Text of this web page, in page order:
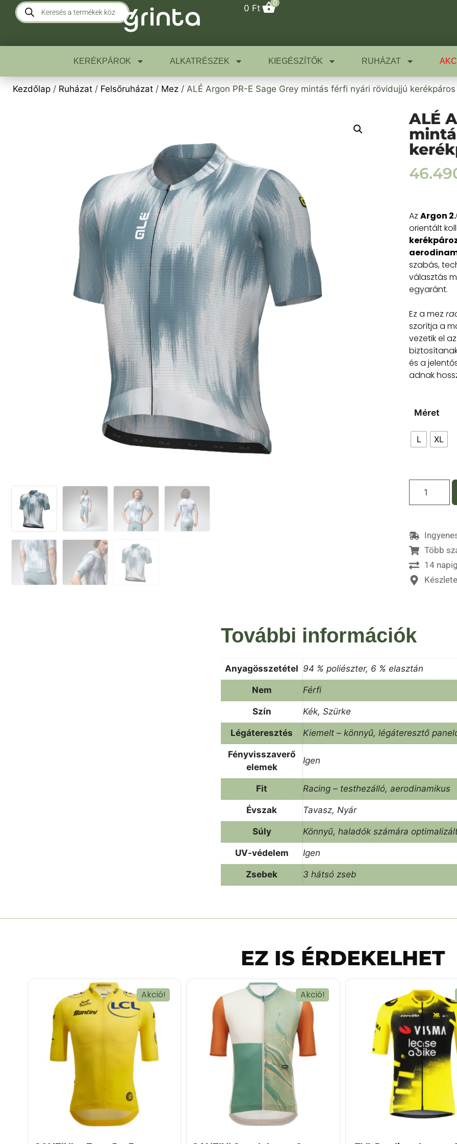
0 Ft
0
KERÉKPÁROK ALKATRÉSZEK KIEGÉSZÍTŐK RUHÁZAT
Kezdőlap / Ruházat / Felsőruházat / Mez / ALÉ Argon PR-E Sage Grey mintás férfi nyári rövidujjú
ALÉ
Az Argon
orientált
szabás,
választás
egyaránt.
Ez a mez
szorítja a
vezetik el
és a
adnak
Méret
L XL
Több
14
További információk
Anyagösszetétel 94 % poliészter, 6 % elasztán
Nem Férfi
Szín Kék, Szürke
Légáteresztés Kiemelt – könnyű, légáteresztő
Fényvisszaverő
elemek
Igen
Fit Racing – testhezálló, aerodinamikus
Évszak Tavasz, Nyár
Súly Könnyű, haladók számára
UV-védelem Igen
Zsebek 3 hátsó zseb
EZ IS ÉRDEKELHET
Akció! Akció!